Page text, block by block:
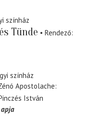
színház
Tünde
Rendező
színház
Apostolache
István